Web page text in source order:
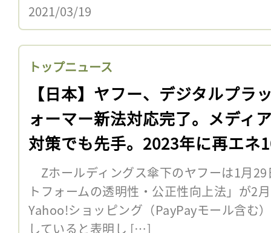
2021/03/19
トップニュース
【日本】ヤフー、デジタルプラ
ォーマー新法対応完了。メディ
対策でも先手。2023年に再エネ
Zホールディングス傘下のヤフーは1月
トフォームの透明性・公正性向上法」が2
Yahoo!ショッピング（PayPayモール含む
していると表明し […]